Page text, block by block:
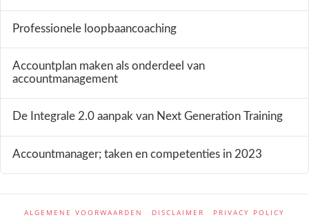
Professionele loopbaancoaching
Accountplan maken als onderdeel van
accountmanagement
De Integrale 2.0 aanpak van Next Generation Training
Accountmanager; taken en competenties in 2023
ALGEMENE VOORWAARDEN DISCLAIMER PRIVACY POLICY